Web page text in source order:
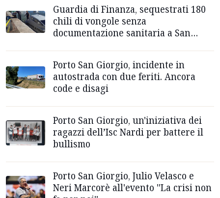
Guardia di Finanza, sequestrati 180
chili di vongole senza
documentazione sanitaria a San
Porto San Giorgio, incidente in
autostrada con due feriti. Ancora
code e disagi
Porto San Giorgio, un'iniziativa dei
ragazzi dell’Isc Nardi per battere il
bullismo
Porto San Giorgio, Julio Velasco e
Neri Marcorè all'evento ''La crisi non